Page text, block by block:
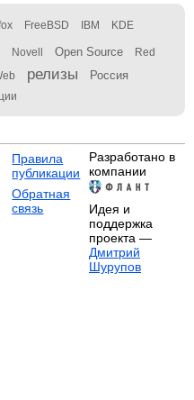
FreeBSD IBM KDE
Novell Open Source Red
релизы Россия
Правила
публикации
Обратная
связь
Разработано в
компании
Идея и
поддержка
проекта —
Дмитрий
Шурупов